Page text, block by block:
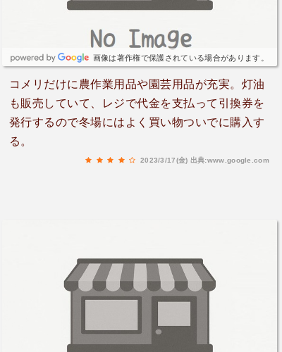
画像は著作権で保護されている場合があります。
コメリだけに農作業用品や園芸用品が充実。灯油
も販売していて、レジで代金を支払って引換券を
発行するので冬場にはよく買い物ついでに購入す
る。
2023/3/17(金) 出典:www.google.com